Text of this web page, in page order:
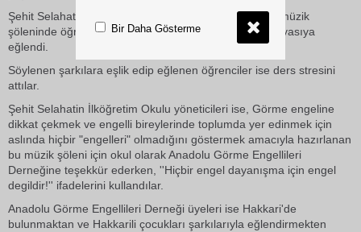
Şehit Selahattin İlköğretim Okulu bahçesinde yapılan müzik
şöleninde öğrenci ve öğretmenler halaylar çekerek doyasıya
eğlendi.
Söylenen şarkılara eşlik edip eğlenen öğrenciler ise ders stresini
attılar.
Şehit Selahatin İlköğretim Okulu yöneticileri ise, Görme engeline
dikkat çekmek ve engelli bireylerinde toplumda yer edinmek için
aslında hiçbir "engelleri" olmadığını göstermek amacıyla hazırlanan
bu müzik şöleni için okul olarak Anadolu Görme Engellileri
Derneğine teşekkür ederken, ''Hiçbir engel dayanışma için engel
degildir!'' ifadelerini kullandılar.
Anadolu Görme Engellileri Derneği üyeleri ise Hakkari'de
bulunmaktan ve Hakkarili çocukları şarkılarıyla eğlendirmekten
Bir Daha Gösterme